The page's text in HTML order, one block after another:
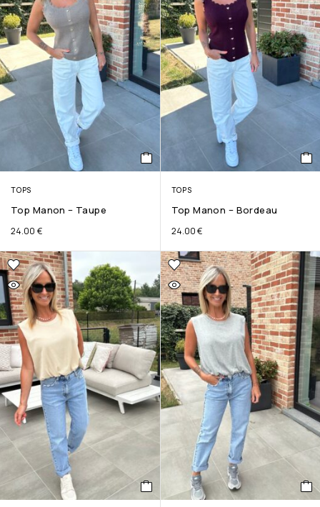
TOPS
Top Manon – Taupe
24.00 €
TOPS
Top Manon – Bordeau
24.00€